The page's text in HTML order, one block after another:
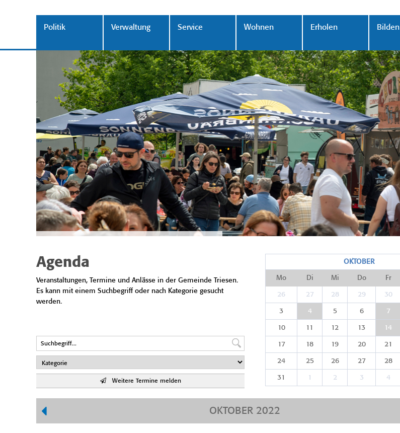
Politik Verwaltung Service Wohnen Erholen Bilden
Agenda
Veranstaltungen, Termine und Anlässe in der Gemeinde Triesen.
Es kann mit einem Suchbegriff oder nach Kategorie gesucht
werden.
Weitere Termine melden
OKTOBER
Mo Di Mi Do Fr
26 27 28 29 30
3 4 5 6 7
10 11 12 13 14
17 18 19 20 21
24 25 26 27 28
31 1 2 3 4
OKTOBER 2022